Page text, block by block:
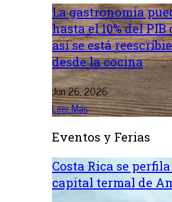
La gastronomía
hasta el 10% del PIB
así se está
desde la cocina
Jun 26, 2026
Leer Más
Eventos y Ferias
Costa Rica se
capital termal de